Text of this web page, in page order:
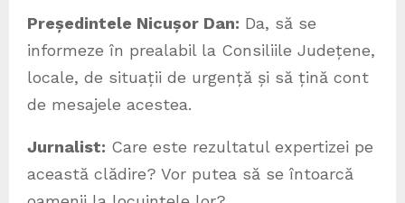
Președintele Nicușor Dan: Da, să se
informeze în prealabil la Consiliile Județene,
locale, de situații de urgență și să țină cont
de mesajele acestea.
Jurnalist: Care este rezultatul expertizei pe
această clădire? Vor putea să se întoarcă